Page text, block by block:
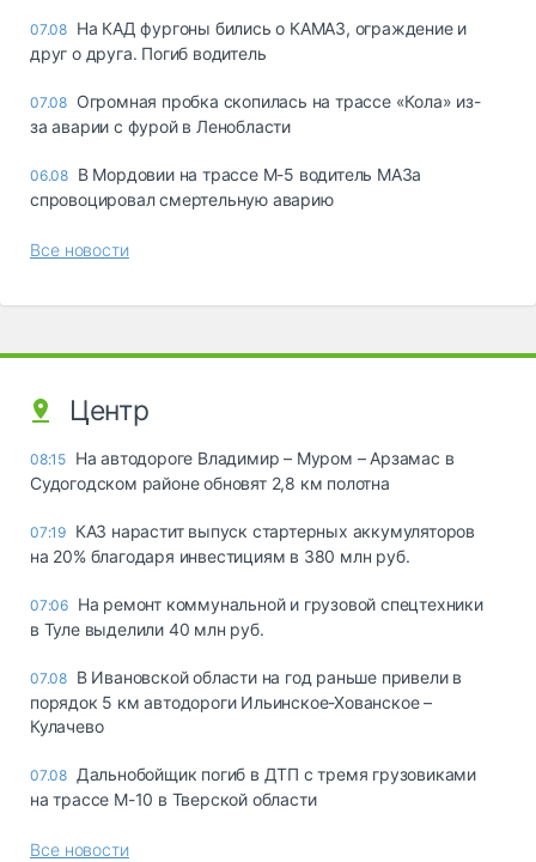
07.08 На КАД фургоны бились о КАМАЗ, ограждение и
друг о друга. Погиб водитель
07.08 Огромная пробка скопилась на трассе «Кола» из-
за аварии с фурой в Ленобласти
06.08 В Мордовии на трассе М-5 водитель МАЗа
спровоцировал смертельную аварию
Все новости
Центр
08:15 На автодороге Владимир – Муром – Арзамас в
Судогодском районе обновят 2,8 км полотна
07:19 КАЗ нарастит выпуск стартерных аккумуляторов
на 20% благодаря инвестициям в 380 млн руб.
07:06 На ремонт коммунальной и грузовой спецтехники
в Туле выделили 40 млн руб.
07.08 В Ивановской области на год раньше привели в
порядок 5 км автодороги Ильинское-Хованское –
Кулачево
07.08 Дальнобойщик погиб в ДТП с тремя грузовиками
на трассе М-10 в Тверской области
Все новости